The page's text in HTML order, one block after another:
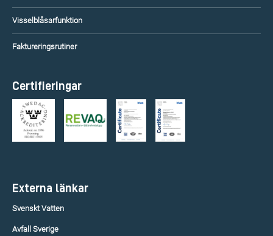
Visselblåsarfunktion
Faktureringsrutiner
Certifieringar
Externa länkar
Svenskt Vatten
Avfall Sverige